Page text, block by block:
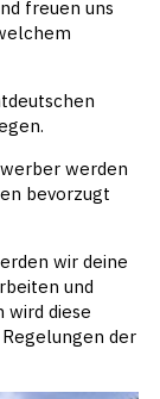
freuen uns
werden
bevorzugt
wir deine
und
wird diese
der